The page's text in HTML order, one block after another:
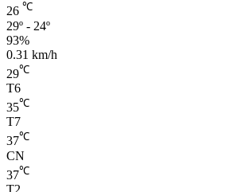
26 ℃
29º - 24º
93%
0.31 km/h
29℃
T6
35℃
T7
37℃
CN
37℃
T2